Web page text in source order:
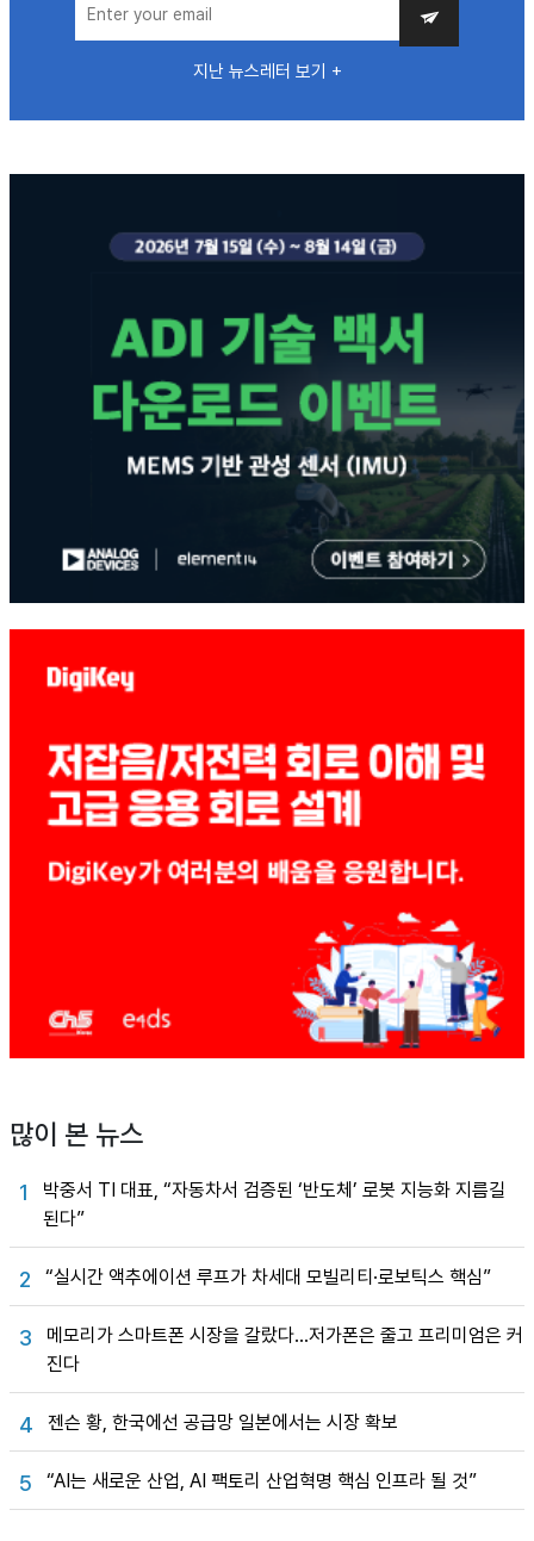
지난 뉴스레터 보기 +
많이 본 뉴스
1
박중서 TI 대표, “자동차서 검증된 ‘반도체’ 로봇 지능화 지름길
된다”
2 “실시간 액추에이션 루프가 차세대 모빌리티·로보틱스 핵심”
3
메모리가 스마트폰 시장을 갈랐다…저가폰은 줄고 프리미엄은 커
진다
4 젠슨 황, 한국에선 공급망 일본에서는 시장 확보
5 “AI는 새로운 산업, AI 팩토리 산업혁명 핵심 인프라 될 것”